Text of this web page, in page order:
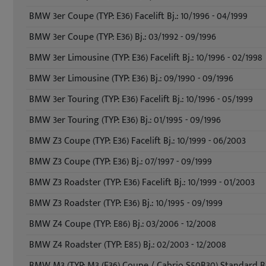
BMW 3er Coupe (TYP: E36) Facelift Bj.: 10/1996 - 04/1999
BMW 3er Coupe (TYP: E36) Bj.: 03/1992 - 09/1996
BMW 3er Limousine (TYP: E36) Facelift Bj.: 10/1996 - 02/1998
BMW 3er Limousine (TYP: E36) Bj.: 09/1990 - 09/1996
BMW 3er Touring (TYP: E36) Facelift Bj.: 10/1996 - 05/1999
BMW 3er Touring (TYP: E36) Bj.: 01/1995 - 09/1996
BMW Z3 Coupe (TYP: E36) Facelift Bj.: 10/1999 - 06/2003
BMW Z3 Coupe (TYP: E36) Bj.: 07/1997 - 09/1999
BMW Z3 Roadster (TYP: E36) Facelift Bj.: 10/1999 - 01/2003
BMW Z3 Roadster (TYP: E36) Bj.: 10/1995 - 09/1999
BMW Z4 Coupe (TYP: E86) Bj.: 03/2006 - 12/2008
BMW Z4 Roadster (TYP: E85) Bj.: 02/2003 - 12/2008